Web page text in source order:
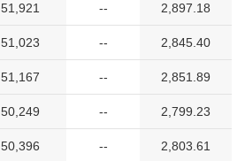
51,921 -- 2,897.18
51,023 -- 2,845.40
51,167 -- 2,851.89
50,249 -- 2,799.23
50,396 -- 2,803.61